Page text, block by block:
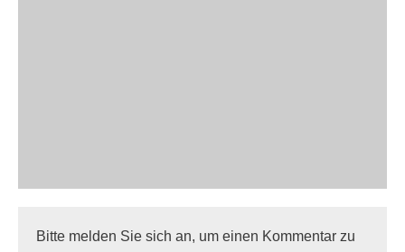
Bitte melden Sie sich an, um einen Kommentar zu